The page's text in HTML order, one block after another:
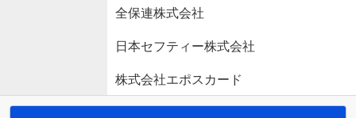
全保連株式会社
日本セフティー株式会社
株式会社エポスカード